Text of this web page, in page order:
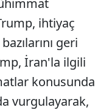
ihtiyaç
geri
İran'la ilgili
konusunda
vurgulayarak,